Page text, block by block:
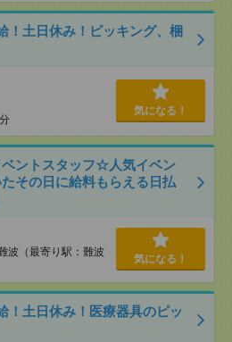
！土日休み！ピッキング、梱
気になる！
ントスタッフ☆人気イベン
その日に給料もらえる日払
波（最寄り駅：難波
気になる！
！土日休み！医療器具のピッ